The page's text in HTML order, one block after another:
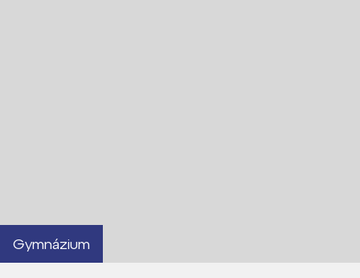
Gymnázium